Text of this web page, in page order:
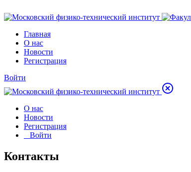
Главная
О нас
Новости
Регистрация
Войти
О нас
Новости
Регистрация
Войти
Контакты